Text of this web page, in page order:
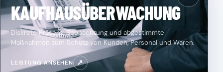
KAUFHAUSÜBERWACHUNG
Diskrete Präsenz, Beobachtung und abgestimmte
Maßnahmen zum Schutz von Kunden, Personal und Waren.
LEISTUNG ANSEHEN ↗